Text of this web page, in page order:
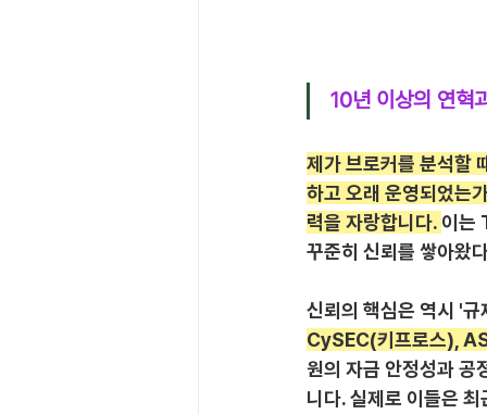
10년 이상의 연혁
제가 브로커를 분석할
하고 오래 운영되었는
력을 자랑합니다. 이는
꾸준히 신뢰를 쌓아왔
신뢰의 핵심은 역시 '
CySEC(키프로스),
원의 자금 안정성과 공
니다. 실제로 이들은